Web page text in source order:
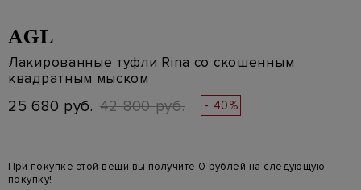
AGL
Лакированные туфли Rina со скошенным
квадратным мыском
25 680 руб. 42 800 руб. - 40%
При покупке этой вещи вы получите 0 рублей на следующую
покупку!